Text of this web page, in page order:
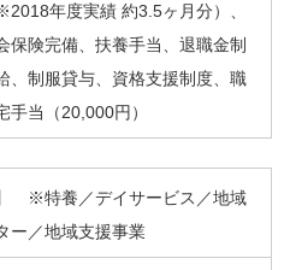
年度実績 約3.5ヶ月分）、
保険完備、扶養手当、退職金制
、制服貸与、資格支援制度、職
手当（20,000円）
】 ※特養／デイサービス／地域
ー／地域支援事業